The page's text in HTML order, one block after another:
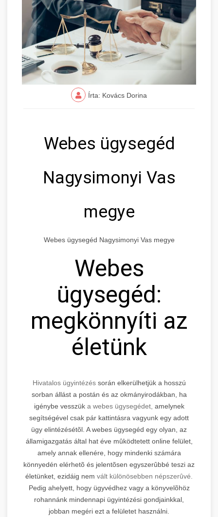
Írta: Kovács Dorina
Webes ügysegéd
Nagysimonyi Vas
megye
Webes ügysegéd Nagysimonyi Vas megye
Webes
ügysegéd:
megkönnyíti az
életünk
Hivatalos ügyintézés során elkerülhetjük a hosszú
sorban állást a postán és az okmányirodákban, ha
igénybe vesszük a webes ügysegédet, amelynek
segítségével csak pár kattintásra vagyunk egy adott
ügy elintézésétõl. A webes ügysegéd egy olyan, az
államigazgatás által hat éve mûködtetett online felület,
amely annak ellenére, hogy mindenki számára
könnyedén elérhetõ és jelentõsen egyszerûbbé teszi az
életünket, ezidáig nem vált különösebben népszerûvé.
Pedig ahelyett, hogy ügyvédhez vagy a könyvelõhöz
rohannánk mindennapi ügyintézési gondjainkkal,
jobban megéri ezt a felületet használni.